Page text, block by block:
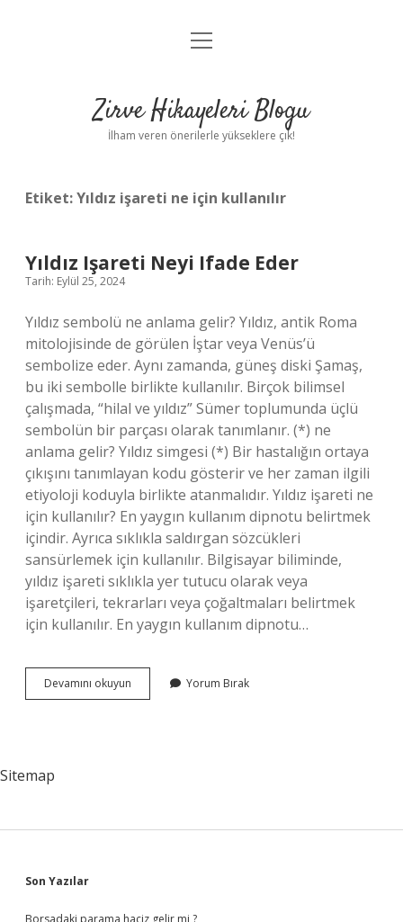
Anasayfa
Yasal Uyarı
menüyü
Zirve Hikayeleri Blogu
İlham veren önerilerle yükseklere çık!
Etiket:Yıldız işareti ne için kullanılır
Yıldız Işareti Neyi Ifade Eder
Tarih: Eylül 25, 2024
Yıldız sembolü ne anlama gelir? Yıldız, antik Roma
mitolojisinde de görülen İştar veya Venüs’ü
sembolize eder. Aynı zamanda, güneş diski Şamaş,
bu iki sembolle birlikte kullanılır. Birçok bilimsel
çalışmada, “hilal ve yıldız” Sümer toplumunda üçlü
sembolün bir parçası olarak tanımlanır. (*) ne
anlama gelir? Yıldız simgesi (*) Bir hastalığın ortaya
çıkışını tanımlayan kodu gösterir ve her zaman ilgili
etiyoloji koduyla birlikte atanmalıdır. Yıldız işareti ne
için kullanılır? En yaygın kullanım dipnotu belirtmek
içindir. Ayrıca sıklıkla saldırgan sözcükleri
sansürlemek için kullanılır. Bilgisayar biliminde,
yıldız işareti sıklıkla yer tutucu olarak veya
işaretçileri, tekrarları veya çoğaltmaları belirtmek
için kullanılır. En yaygın kullanım dipnotu…
Devamını okuyun
Işareti
Yorum Bırak
Sitemap
Sidebar
Son Yazılar
Borsadaki parama haciz gelir mi ?